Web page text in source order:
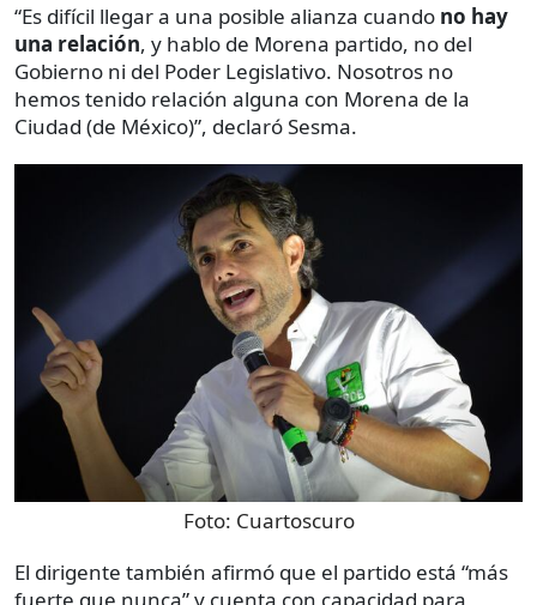
“Es difícil llegar a una posible alianza cuando no hay
una relación, y hablo de Morena partido, no del
Gobierno ni del Poder Legislativo. Nosotros no
hemos tenido relación alguna con Morena de la
Ciudad (de México)”, declaró Sesma.
Foto: Cuartoscuro
El dirigente también afirmó que el partido está “más
fuerte que nunca” y cuenta con capacidad para